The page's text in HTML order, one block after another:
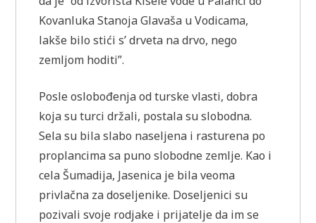
Kovanluka Stanoja Glavaša u Vodicama,
lakše bilo stići s’ drveta na drvo, nego
zemljom hoditi”.
Posle oslobođenja od turske vlasti, dobra
koja su turci držali, postala su slobodna.
Sela su bila slabo naseljena i rasturena po
proplancima sa puno slobodne zemlje. Kao i
cela Šumadija, Jasenica je bila veoma
privlačna za doseljenike. Doseljenici su
pozivali svoje rodjake i prijatelje da im se